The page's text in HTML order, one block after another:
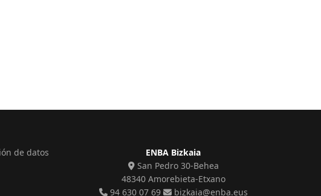
de datos
ENBA Bizkaia
San Pedro 30-Behea
48340 Amorebieta-Etxano
94 630 07 69
bizkaia@enba.eus